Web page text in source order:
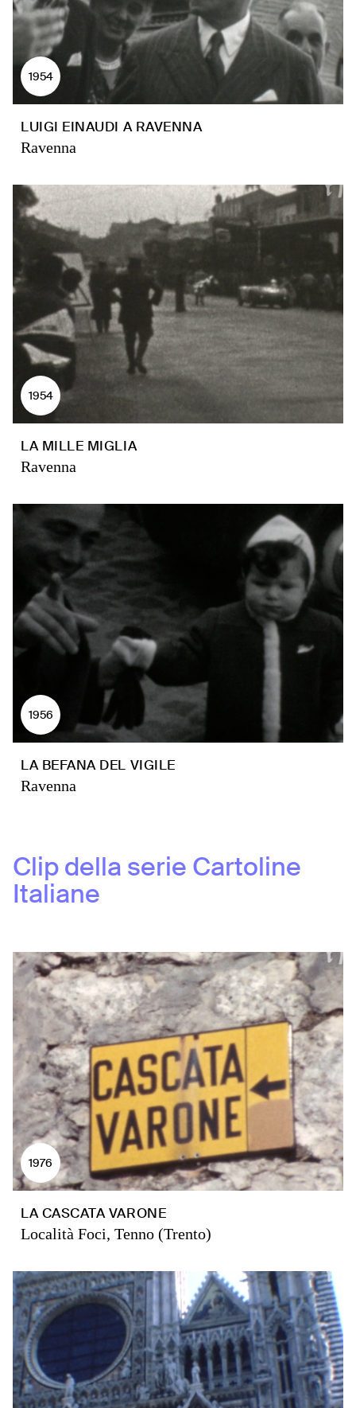
1954
LUIGI EINAUDI A RAVENNA
Ravenna
1954
LA MILLE MIGLIA
Ravenna
1956
LA BEFANA DEL VIGILE
Ravenna
Clip della serie Cartoline
Italiane
1976
LA CASCATA VARONE
Località Foci, Tenno (Trento)